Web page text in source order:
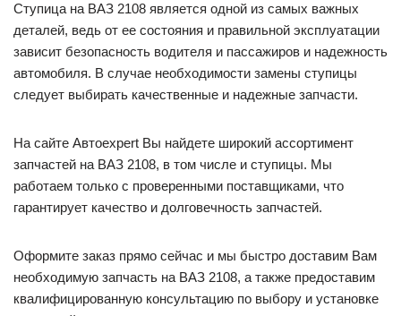
Ступица на ВАЗ 2108 является одной из самых важных
деталей, ведь от ее состояния и правильной эксплуатации
зависит безопасность водителя и пассажиров и надежность
автомобиля. В случае необходимости замены ступицы
следует выбирать качественные и надежные запчасти.
На сайте Автоexpert Вы найдете широкий ассортимент
запчастей на ВАЗ 2108, в том числе и ступицы. Мы
работаем только с проверенными поставщиками, что
гарантирует качество и долговечность запчастей.
Оформите заказ прямо сейчас и мы быстро доставим Вам
необходимую запчасть на ВАЗ 2108, а также предоставим
квалифицированную консультацию по выбору и установке